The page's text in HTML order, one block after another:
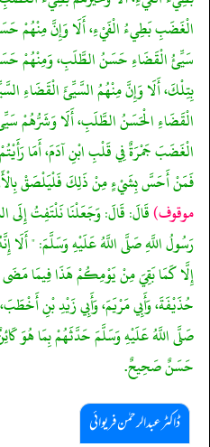
الْغَضَبِ بَطِيءُ الْفَيْءِ، أَلَا وَإِنَّ مِنْهُمْ
سَيِّئُ الْقَضَاءِ حَسَنُ الطَّلَبِ، وَمِنْهُمْ
بِتِلْكَ، أَلَا وَإِنَّ مِنْهُمُ السَّيِّئَ الْقَضَاءِ
الْقَضَاءِ الْحَسَنُ الطَّلَبِ، أَلَا وَشَرُّهُمْ
الْغَضَبَ جَمْرَةٌ فِي قَلْبِ ابْنِ آدَمَ، أَمَا
فَمَنْ أَحَسَّ بِشَيْءٍ مِنْ ذَلِكَ فَلْيَلْصَقْ
موقوف)قَالَ: قَالَ: وَجَعَلْنَا نَلْتَفِتُ
رَسُولُ اللَّهِ صَلَّى اللَّهُ عَلَيْهِ وَسَلَّمَ: " أَلَا
إِلَّا كَمَا بَقِيَ مِنْ يَوْمِكُمْ هَذَا فِيمَا
حُذَيْفَةَ، وَأَبِي مَرْيَمَ، وَأَبِي زَيْدِ بْنِ
صَلَّى اللَّهُ عَلَيْهِ وَسَلَّمَ حَدَّثَهُمْ بِمَا هُوَ
حَسَنٌ صَحِيحٌ.
ڈاکٹر عبدالرحمٰن فریوائی